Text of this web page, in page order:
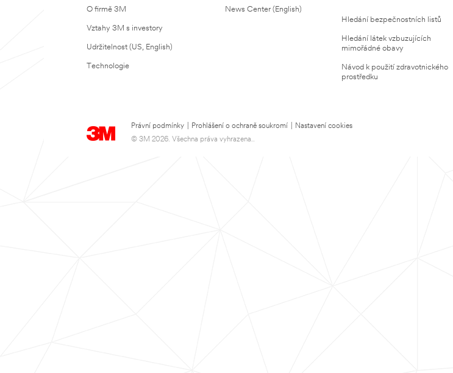
O firmě 3M
Vztahy 3M s investory
Udržitelnost (US, English)
Technologie
News Center (English)
Hledání bezpečnostních listů
Hledání látek vzbuzujících
mimořádné obavy
Návod k použití zdravotnického
prostředku
Právní podmínky Prohlášení o ochraně soukromí
Nastavení cookies
© 3M 2026. Všechna práva vyhrazena..